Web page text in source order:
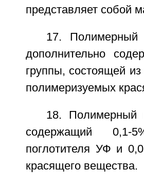
представляет собой
17. Полимерный
дополнительно
группы, состоящей
полимеризуемых
18. Полимерный
содержащий 0,1-
поглотителя УФ и
красящего вещества.